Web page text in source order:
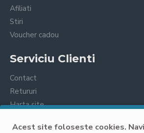
Acest site foloseste cookies.
Afiliati
Stiri
Voucher cadou
Serviciu Clienti
Contact
Retururi
Harta site